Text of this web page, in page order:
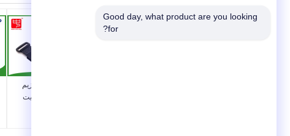
مشابك ملونة بإبزيم
فليب ، أمتعة تثبيت
Good day, what product are you looking
for?